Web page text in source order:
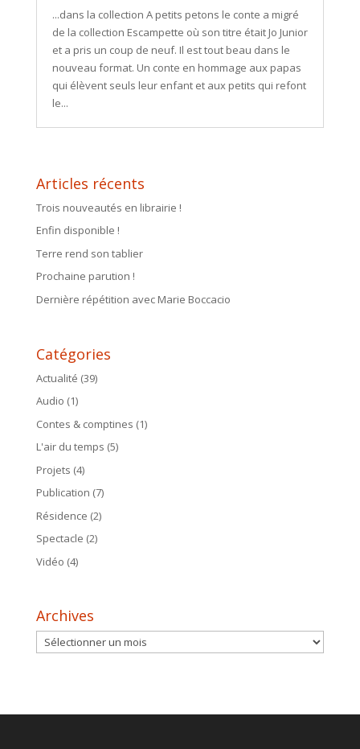
...dans la collection A petits petons le conte a migré
de la collection Escampette où son titre était Jo Junior
et a pris un coup de neuf. Il est tout beau dans le
nouveau format. Un conte en hommage aux papas
qui élèvent seuls leur enfant et aux petits qui refont
le...
Articles récents
Trois nouveautés en librairie !
Enfin disponible !
Terre rend son tablier
Prochaine parution !
Dernière répétition avec Marie Boccacio
Catégories
Actualité (39)
Audio (1)
Contes & comptines (1)
L'air du temps (5)
Projets (4)
Publication (7)
Résidence (2)
Spectacle (2)
Vidéo (4)
Archives
Archives